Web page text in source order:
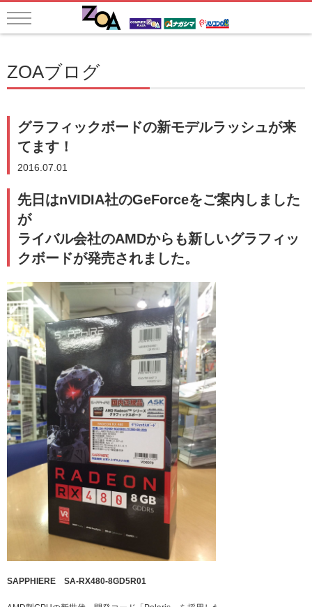
ZOAブログ
グラフィックボードの新モデルラッシュが来
てます！
2016.07.01
先日はnVIDIA社のGeForceをご案内しました
が
ライバル会社のAMDからも新しいグラフィッ
クボードが発売されました。
SAPPHIERE SA-RX480-8GD5R01